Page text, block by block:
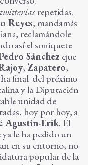
twitteríasrepetidas,
Reyes, mandamás
reclamándole
así el soniquete
Sánchez que
, Zapatero,
final del próximo
y la Diputación
unidad de
hoy por hoy, a
Agustín-Erik. El
le ha pedido un
en su entorno, no
popular de la